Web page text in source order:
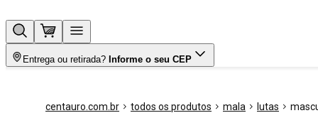
Entrega ou retirada? Informe o seu CEP
centauro.com.br todos os produtos mala lutas